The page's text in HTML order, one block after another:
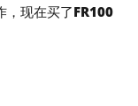
，现在买了FR100